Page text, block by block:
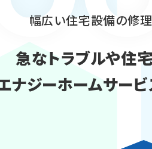
幅広い住宅設備の修理
急なトラブルや住
ナジーホームサービ